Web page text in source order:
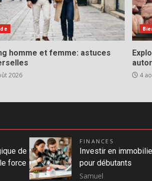
homme et femme: astuces
2026 4
de
force
FINANCES
Investir en
pour débutants
Samuel